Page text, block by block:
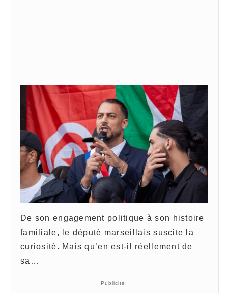
De son engagement politique à son histoire
familiale, le député marseillais suscite la
curiosité. Mais qu’en est-il réellement de
sa…
Publicité: